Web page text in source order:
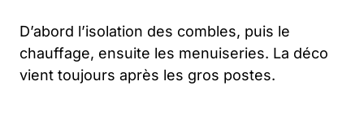
D’abord l’isolation des combles, puis le
chauffage, ensuite les menuiseries. La déco
vient toujours après les gros postes.